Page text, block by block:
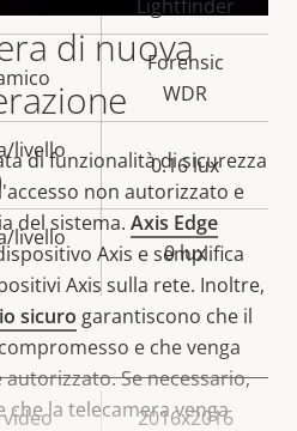
di nuova
di funzionalità di sicurezza
non autorizzato e
del sistema. Axis Edge
Axis e semplifica
Axis sulla rete. Inoltre,
sicuro garantiscono che il
e che venga
Se necessario,
la telecamera venga
Lightfinder
Forensic
WDR
livello
0.16 lux
livello
0 lux
2016x2016